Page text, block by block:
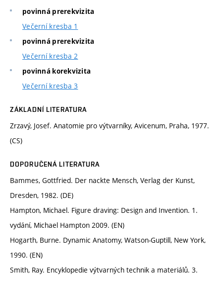
povinná prerekvizita
Večerní kresba 1
povinná prerekvizita
Večerní kresba 2
povinná korekvizita
Večerní kresba 3
ZÁKLADNÍ LITERATURA
Zrzavý, Josef. Anatomie pro výtvarníky, Avicenum, Praha, 1977.
(CS)
DOPORUČENÁ LITERATURA
Bammes, Gottfried. Der nackte Mensch, Verlag der Kunst,
Dresden, 1982. (DE)
Hampton, Michael. Figure draving: Design and Invention. 1.
vydání, Michael Hampton 2009. (EN)
Hogarth, Burne. Dynamic Anatomy, Watson-Guptill, New York,
1990. (EN)
Smith, Ray. Encyklopedie výtvarných technik a materiálů. 3.